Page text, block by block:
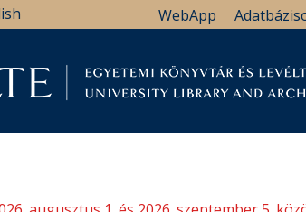
WebApp